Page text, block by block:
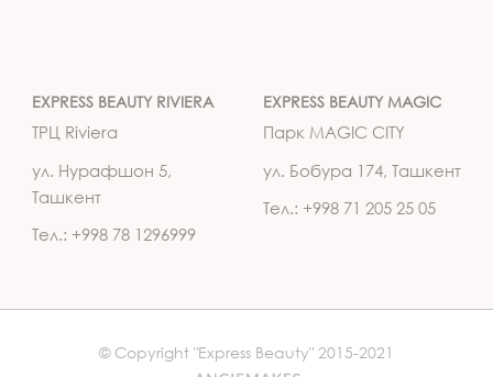
EXPRESS BEAUTY RIVIERA
ТРЦ Riviera
ул. Нурафшон 5,
Ташкент
Тел.: +998 78 1296999
EXPRESS BEAUTY MAGIC
Парк MAGIC CITY
ул. Бобура 174, Ташкент
Тел.: +998 71 205 25 05
© Copyright "Express Beauty" 2015-2021